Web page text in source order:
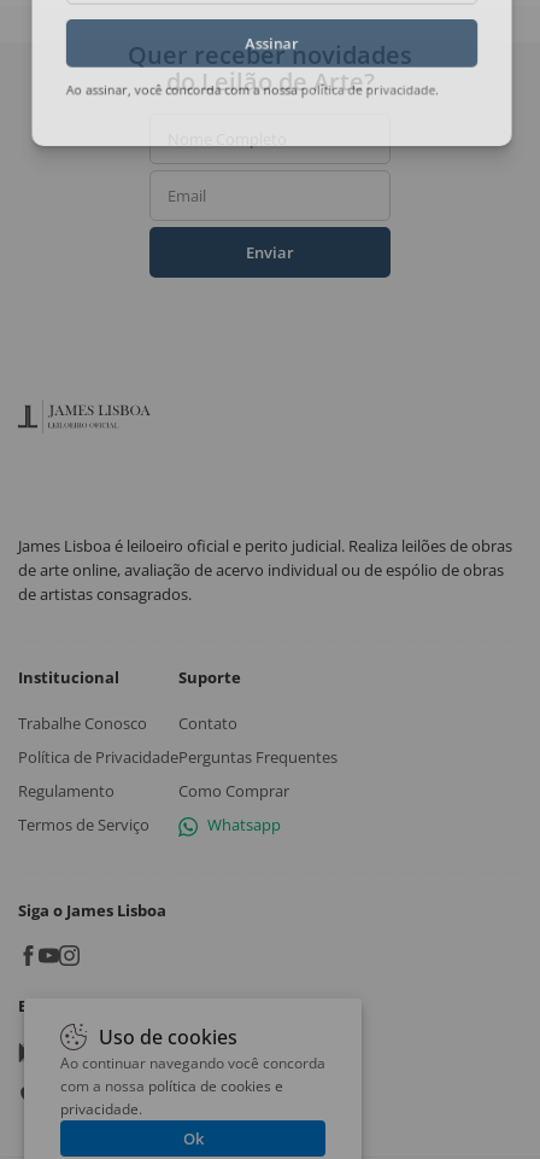
Assinar
Quer receber novidades
do Leilão de Arte?
Email
Enviar
James Lisboa é leiloeiro oficial e perito judicial. Realiza leilões de obras
de arte online, avaliação de acervo individual ou de espólio de obras
de artistas consagrados.
Institucional
Trabalhe Conosco
Política de Privacidade
Regulamento
Termos de Serviço
Suporte
Contato
Perguntas Frequentes
Como Comprar
Whatsapp
Siga o James Lisboa
Baixe o App
Google play
App store
Uso de cookies
Ao continuar navegando você concorda
com a nossa política de cookies e
privacidade.
Ok